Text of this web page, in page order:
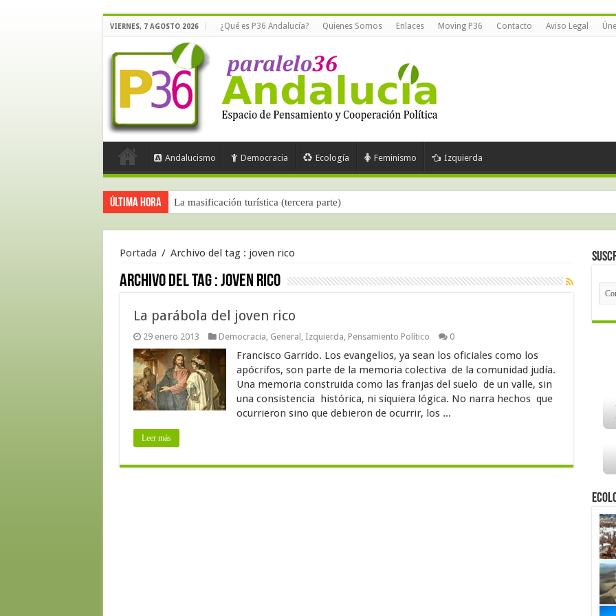
VIERNES, 7 AGOSTO 2026 ¿Qué es P36 Andalucía? Quienes Somos Enlaces Moving P36 Contacto Aviso Legal
Andalucismo Democracia Ecología Feminismo Izquierda
Última hora La masificación turística (tercera parte)
Portada / Archivo del tag : joven rico
Archivo del tag :joven rico
La parábola del joven rico
29 enero 2013 Democracia, General , Izquierda, Pensamiento Político 0
Francisco Garrido. Los evangelios, ya sean los oficiales como los
apócrifos, son parte de la memoria colectiva de la comunidad judía.
Una memoria construida como las franjas del suelo de un valle, sin
una consistencia histórica, ni siquiera lógica. No narra hechos que
ocurrieron sino que debieron de ocurrir, los ...
Leer más